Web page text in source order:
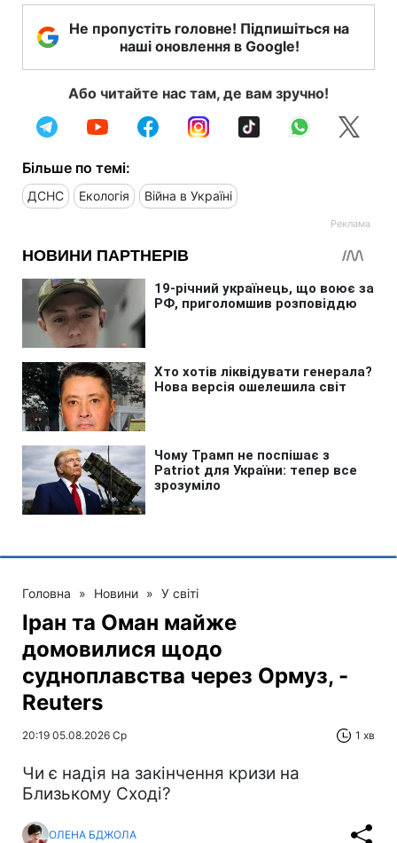
Не пропустіть головне! Підпишіться на
наші оновлення в Google!
Або читайте нас там, де вам зручно!
Більше по темі:
ДСНС Екологія Війна в Україні
Головна » Новини » У світі
Іран та Оман майже
домовилися щодо
судноплавства через Ормуз, -
Reuters
20:19 05.08.2026 Ср 1 хв
Чи є надія на закінчення кризи на
Близькому Сході?
ОЛЕНА БДЖОЛА